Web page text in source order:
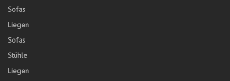
Sofas
Liegen
Sofas
Stühle
Liegen